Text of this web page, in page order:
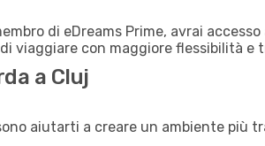
di eDreams Prime, avrai
viaggiare con maggiore flessibilità e
a Cluj
aiutarti a creare un ambiente più